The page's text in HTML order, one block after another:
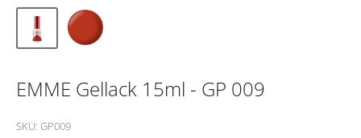
EMME Gellack 15ml - GP 009
SKU: GP009